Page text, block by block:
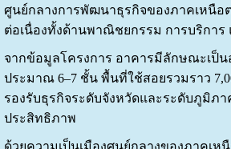
ศูนย์กลางการพัฒนาธุรกิจของภาคเหนือ
ต่อเนื่องทั้งด้านพาณิชยกรรม การบริการ
จากข้อมูลโครงการ อาคารมีลักษณะเป็น
ประมาณ 6–7 ชั้น พื้นที่ใช้สอยรวมราว
รองรับธุรกิจระดับจังหวัดและระดับภูมิภา
ประสิทธิภาพ